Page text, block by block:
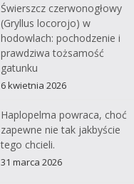
Świerszcz czerwonogłowy
(Gryllus locorojo) w
hodowlach: pochodzenie i
prawdziwa tożsamość
gatunku
6 kwietnia 2026
Haplopelma powraca, choć
zapewne nie tak jakbyście
tego chcieli.
31 marca 2026